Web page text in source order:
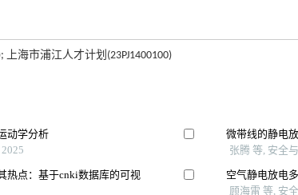
海市浦江人才计划(23PJ1400100)